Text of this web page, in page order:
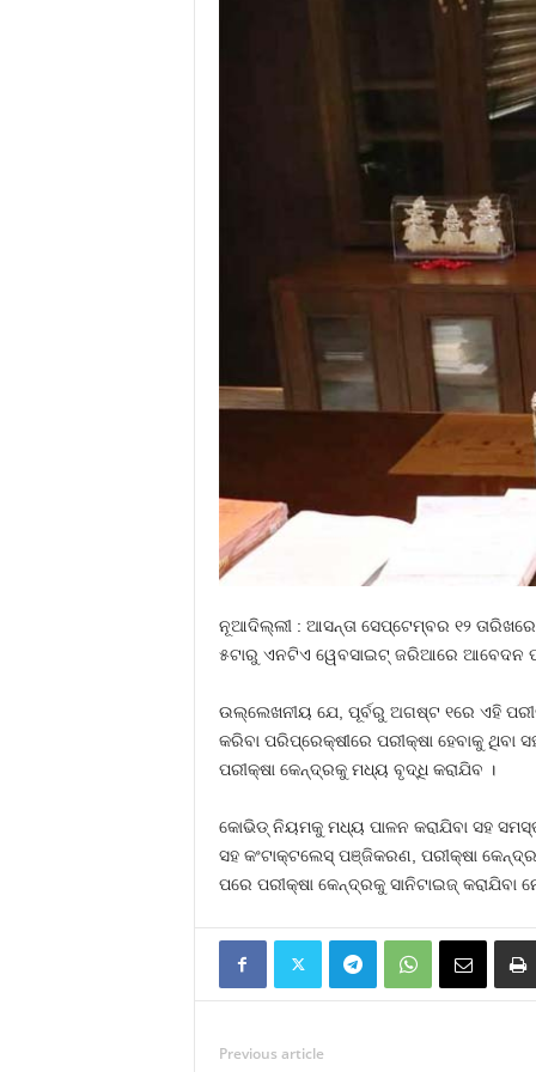
ନୂଆଦିଲ୍ଲୀ : ଆସନ୍ତା ସେପ୍ଟେମ୍ବର ୧୨
୫ଟାରୁ ଏନଟିଏ ୱେବସାଇଟ୍ ଜରିଆରେ ଆବେଦନ
ଉଲ୍ଲେଖନୀୟ ଯେ, ପୂର୍ବରୁ ଅଗଷ୍ଟ ୧ରେ ଏହି
କରିବା ପରିପ୍ରେକ୍ଷୀରେ ପରୀକ୍ଷା ହେବାକୁ ଥିବା
ପରୀକ୍ଷା କେନ୍ଦ୍ରକୁ ମଧ୍ୟ ବୃଦ୍ଧି କରାଯିବ ।
କୋଭିଡ୍ ନିୟମକୁ ମଧ୍ୟ ପାଳନ କରାଯିବା ସହ ସମସ୍ତ
ସହ କଂଟାକ୍ଟଲେସ୍‌ ପଞ୍ଜିକରଣ, ପରୀକ୍ଷା
ପରେ ପରୀକ୍ଷା କେନ୍ଦ୍ରକୁ ସାନିଟାଇଜ୍
Previous article